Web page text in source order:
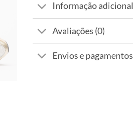
Informação adicional
Avaliações (0)
Envios e pagamentos